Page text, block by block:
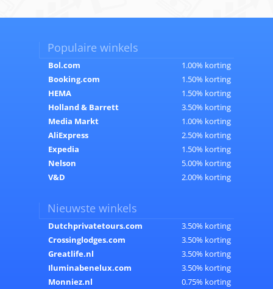
Populaire winkels
Bol.com
1.00% korting
Booking.com
1.50% korting
HEMA
1.50% korting
Holland & Barrett
3.50% korting
Media Markt
1.00% korting
AliExpress
2.50% korting
Expedia
1.50% korting
Nelson
5.00% korting
V&D
2.00% korting
Nieuwste winkels
Dutchprivatetours.com
3.50% korting
Crossinglodges.com
3.50% korting
Greatlife.nl
3.50% korting
Iluminabenelux.com
3.50% korting
Monniez.nl
0.75% korting